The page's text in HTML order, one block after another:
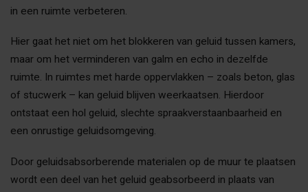
in een ruimte verbeteren.
Hier gaat het niet om het blokkeren van geluid tussen kamers,
maar om het verminderen van galm en echo in dezelfde
ruimte. In ruimtes met harde oppervlakken – zoals beton, glas
of stucwerk – kan geluid blijven weerkaatsen. Hierdoor
ontstaat een hol geluid, slechte spraakverstaanbaarheid en
een onrustige geluidsomgeving.
Door geluidsabsorberende materialen op de muur te plaatsen
wordt een deel van het geluid geabsorbeerd in plaats van